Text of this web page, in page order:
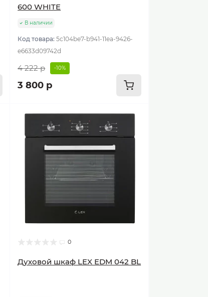
600 WHITE
В наличии
Код товара:5c104be7-b941-11ea-9426-
e6633d09742d
4 222 р -10%
3 800 р
0
Духовой шкаф LEX EDM 042 BL